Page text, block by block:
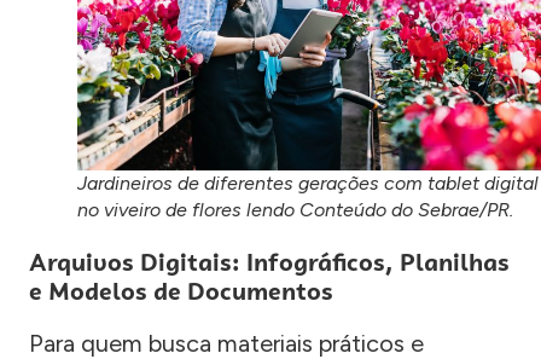
Jardineiros de diferentes gerações com tablet digital
no viveiro de flores lendo Conteúdo do Sebrae/PR.
Arquivos Digitais: Infográficos, Planilhas
e Modelos de Documentos
Para quem busca materiais práticos e